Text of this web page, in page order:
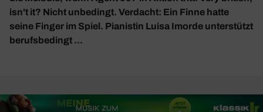
isn't it? Nicht unbedingt. Verdacht: Ein Finne hatte
seine Finger im Spiel. Pianistin Luisa Imorde unterstützt
berufsbedingt ...